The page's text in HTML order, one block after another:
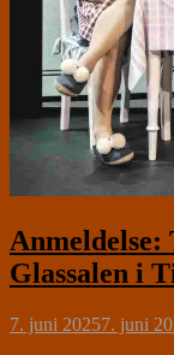
Glassalen i
7. juni 20257. juni